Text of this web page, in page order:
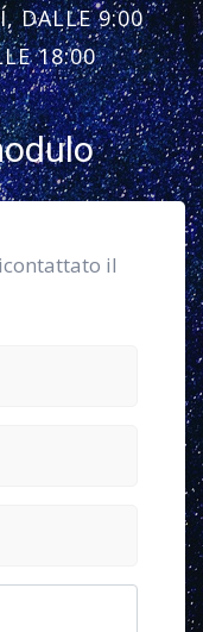
DALLE 9:00
18:00
il